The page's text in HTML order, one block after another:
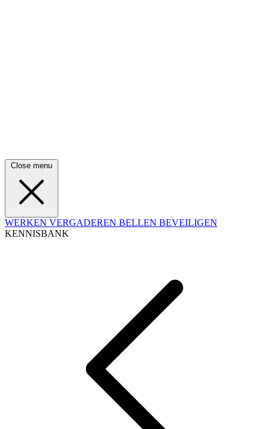
Close menu
WERKEN VERGADEREN BELLEN BEVEILIGEN
KENNISBANK